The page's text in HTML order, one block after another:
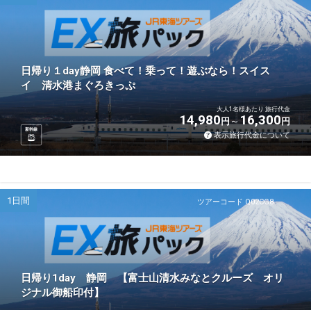
日帰り１day静岡 食べて！乗って！遊ぶなら！スイス
イ 清水港まぐろきっぷ
新幹線
大人1名様あたり 旅行代金
14,980円 16,300円
表示旅行代金について
ツアーコード Q02CG8
1日間
日帰り1day 静岡 【富士山清水みなとクルーズ オリ
ジナル御船印付】